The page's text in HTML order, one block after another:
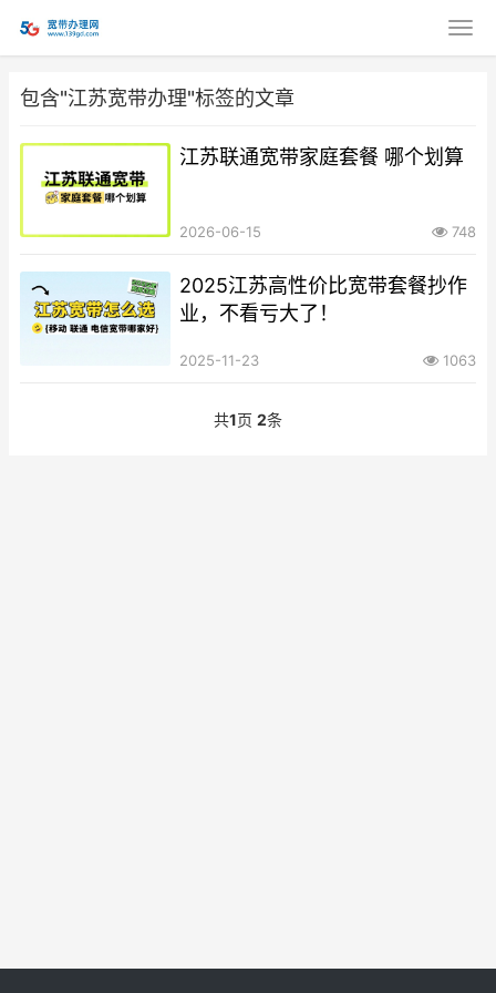
包含"江苏宽带办理"标签的文章
江苏联通宽带家庭套餐 哪个划算
2026-06-15 748
2025江苏高性价比宽带套餐抄作
业，不看亏大了！
2025-11-23 1063
共1页 2条